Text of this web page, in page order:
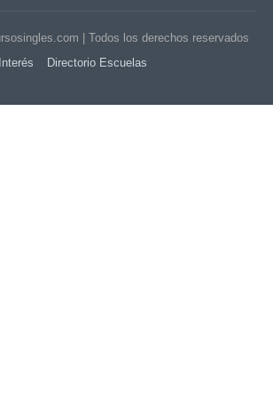
| Todos los derechos reservados
Directorio Escuelas